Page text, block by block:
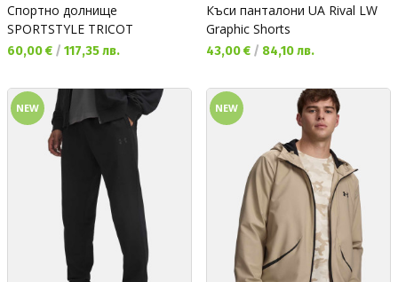
Спортно долнище
SPORTSTYLE TRICOT
Текуща цена:
60,00 € / 117,35 лв.
Къси панталони UA Rival LW
Graphic Shorts
Текуща цена:
43,00 € / 84,10 лв.
NEW NEW